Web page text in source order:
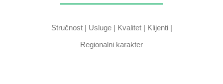
Stručnost | Usluge | Kvalitet | Klijenti |
Regionalni karakter